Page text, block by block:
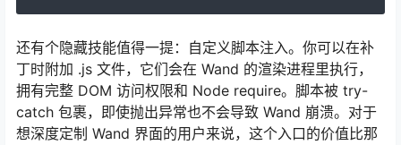
还有个隐藏技能值得一提：自定义脚本注入。你可以在补
丁时附加 .js 文件，它们会在 Wand 的渲染进程里执行，
拥有完整 DOM 访问权限和 Node require。脚本被 try-
catch 包裹，即使抛出异常也不会导致 Wand 崩溃。对于
想深度定制 Wand 界面的用户来说，这个入口的价值比那